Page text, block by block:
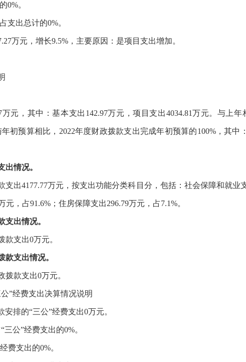
0%。
支出总计的0%。
万元，增长9.5%，主要原因： 是项目支出增加。
万元，其中：基本支出 142.97万元，项目支出4034.81万元。与上年
年初预算相比， 2022年度财政拨款支出完成年初预算的100%，其中
出情况。
支出4177.77万元，按支出功能分类科目分，包括：社会保障和就业
元，占91.6%；住房保障支出296.79万元，占7.1%。
支出情况。
款支出0万元。
款支出情况。
拨款支出0万元。
公”经费支出决算情况说明
安排的“三公”经费支出0万元。
三公”经费支出的0%。
费支出的0%。